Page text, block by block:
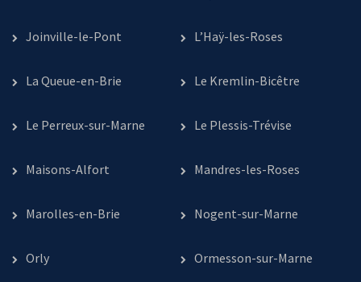
Joinville-le-Pont L’Haÿ-les-Roses
La Queue-en-Brie Le Kremlin-Bicêtre
Le Perreux-sur-Marne Le Plessis-Trévise
Maisons-Alfort Mandres-les-Roses
Marolles-en-Brie Nogent-sur-Marne
Orly Ormesson-sur-Marne